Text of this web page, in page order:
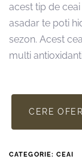
acest tip de
asadar te poti
sezon. Acest
multi
CERE
CATEGORIE:CEAI